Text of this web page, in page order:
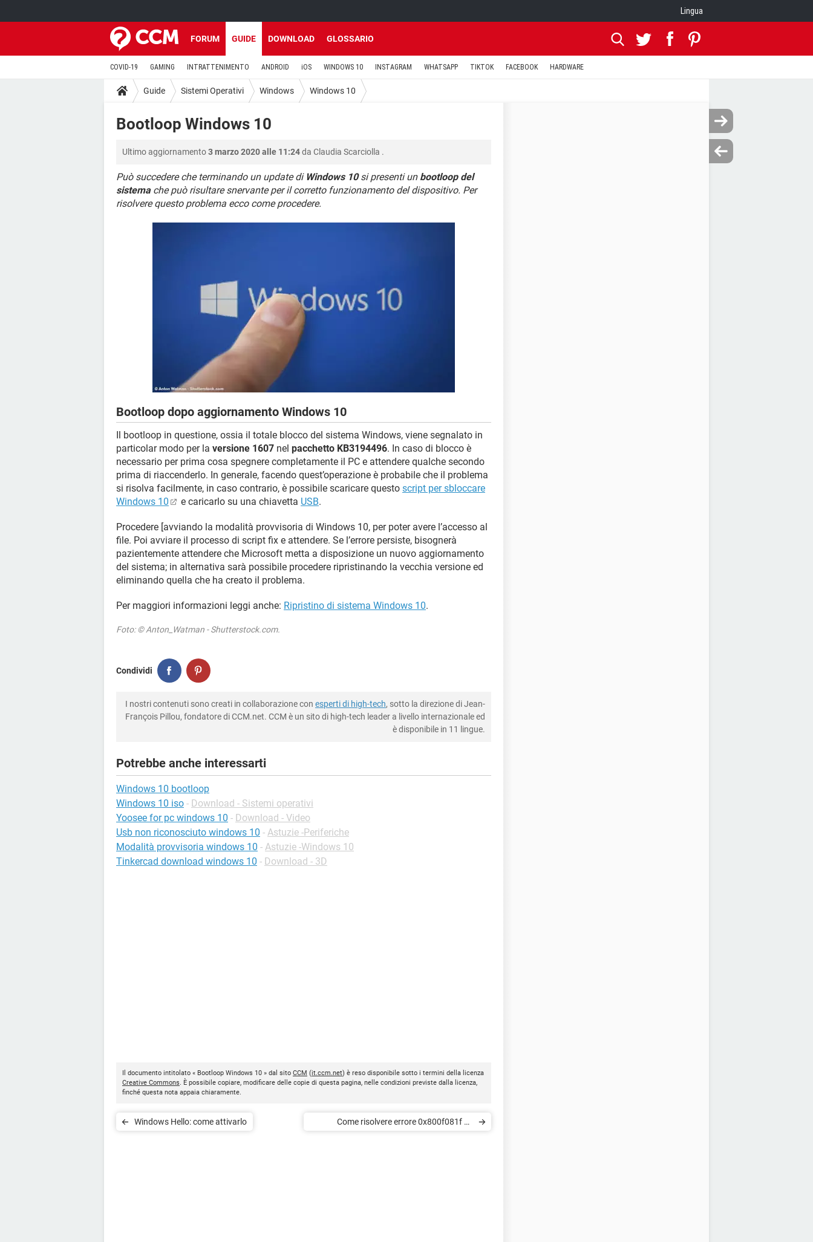
Lingua
FORUM GUIDE DOWNLOAD GLOSSARIO
COVID-19 GAMING INTRATTENIMENTO ANDROID iOS WINDOWS 10 INSTAGRAM WHATSAPP TIKTOK FACEBOOK HARDWARE
Guide Sistemi Operativi Windows Windows 10
Bootloop Windows 10
Ultimo aggiornamento3 marzo 2020 alle 11:24da Claudia Scarciolla .
Può succedere che terminando un update di Windows 10si presenti un bootloop del
sistemache può risultare snervante per il corretto funzionamento del dispositivo. Per
risolvere questo problema ecco come procedere.
Bootloop dopo aggiornamento Windows 10
Il bootloop in questione, ossia il totale blocco del sistema Windows, viene segnalato in
particolar modo per la versione 1607 nel pacchetto KB3194496. In caso di blocco è
necessario per prima cosa spegnere completamente il PC e attendere qualche secondo
prima di riaccenderlo. In generale, facendo quest’operazione è probabile che il problema
si risolva facilmente, in caso contrario, è possibile scaricare questo script per sbloccare
Windows 10
e caricarlo su una chiavetta USB.
Procedere [avviando la modalità provvisoria di Windows 10, per poter avere l’accesso al
file. Poi avviare il processo di script fix e attendere. Se l’errore persiste, bisognerà
pazientemente attendere che Microsoft metta a disposizione un nuovo aggiornamento
del sistema; in alternativa sarà possibile procedere ripristinando la vecchia versione ed
eliminando quella che ha creato il problema.
Per maggiori informazioni leggi anche: Ripristino di sistema Windows 10.
Foto: © Anton_Watman - Shutterstock.com.
Condividi
I nostri contenuti sono creati in collaborazione con esperti di high-tech, sotto la direzione di Jean-
François Pillou, fondatore di CCM.net. CCM è un sito di high-tech leader a livello internazionale ed
è disponibile in 11 lingue.
Potrebbe anche interessarti
Windows 10 bootloop
Windows 10 iso - Download - Sistemi operativi
Yoosee for pc windows 10 - Download - Video
Usb non riconosciuto windows 10 - Astuzie -Periferiche
Modalità provvisoria windows 10 - Astuzie -Windows 10
Tinkercad download windows 10 - Download - 3D
Il documento intitolato « Bootloop Windows 10 » dal sito CCM (it.ccm.net) è reso disponibile sotto i termini della licenza
Creative Commons. È possibile copiare, modificare delle copie di questa pagina, nelle condizioni previste dalla licenza,
finché questa nota appaia chiaramente.
Windows Hello: come attivarlo
Come risolvere errore 0x800f081f su